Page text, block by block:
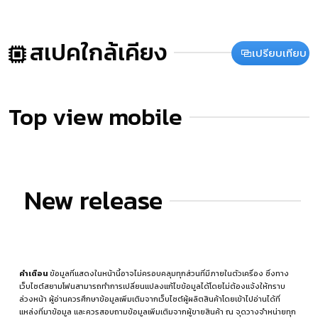
สเปคใกล้เคียง เปรียบเทียบ
Top view mobile
New release
คำเตือนข้อมูลที่แสดงในหน้านี้อาจไม่ครอบคลุมทุกส่วนที่มีภายในตัวเครื่อง ซึ่งทาง
เว็บไซต์สยามโฟนสามารถทำการเปลี่ยนแปลงแก้ไขข้อมูลได้โดยไม่ต้องแจ้งให้ทราบ
ล่วงหน้า ผู้อ่านควรศึกษาข้อมูลเพิ่มเติมจากเว็บไซต์ผู้ผลิตสินค้าโดยเข้าไปอ่านได้ที่
แหล่งที่มาข้อมูล และควรสอบถามข้อมูลเพิ่มเติมจากผู้ขายสินค้า ณ จุดวางจำหน่ายทุก